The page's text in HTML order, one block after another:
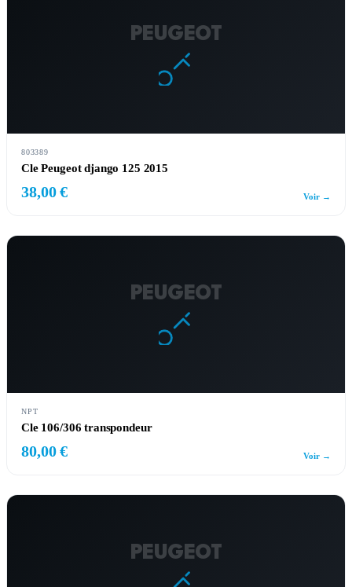
PEUGEOT
803389
Cle Peugeot django 125 2015
38,00 € Voir →
PEUGEOT
NPT
Cle 106/306 transpondeur
80,00 € Voir →
PEUGEOT